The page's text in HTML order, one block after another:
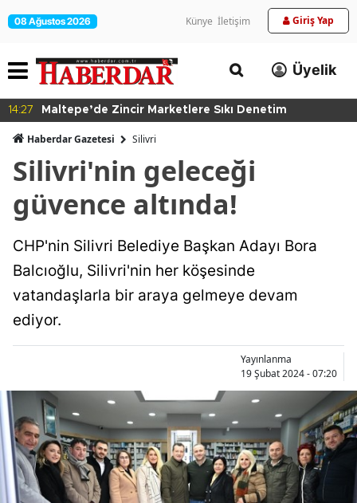
08 Ağustos 2026 Künye İletişim Giriş Yap
Üyelik
14:27 Maltepe’de Zincir Marketlere Sıkı Denetim
Haberdar Gazetesi Silivri
Silivri'nin geleceği
güvence altında!
CHP'nin Silivri Belediye Başkan Adayı Bora
Balcıoğlu, Silivri'nin her köşesinde
vatandaşlarla bir araya gelmeye devam
ediyor.
Yayınlanma
19 Şubat 2024 - 07:20